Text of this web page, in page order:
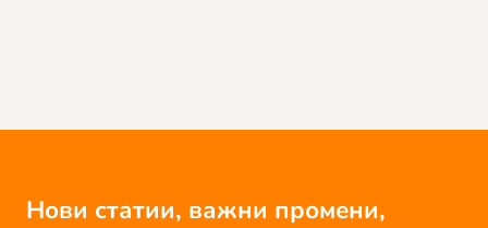
Нови статии, важни промени,